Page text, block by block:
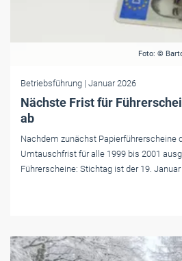
Foto: ©
Betriebsführung | Januar 2026
Nächste Frist für
ab
Nachdem zunächst Papierführerscheine
Umtauschfrist für alle 1999 bis 2001
Führerscheine: Stichtag ist der 19. Januar